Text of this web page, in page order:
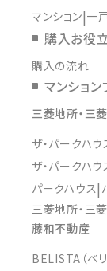
マンション 一
購入お役
購入の流れ
マンショ
三菱地所・三
ザ・パークハウ
ザ・パークハ
パークハウス
三菱地所・三
藤和不動産
BELISTA（ベリ